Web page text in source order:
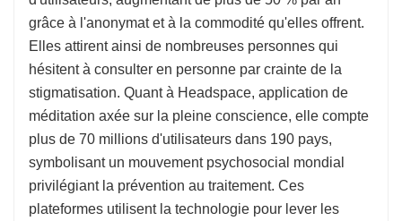
grâce à l'anonymat et à la commodité qu'elles offrent.
Elles attirent ainsi de nombreuses personnes qui
hésitent à consulter en personne par crainte de la
stigmatisation. Quant à Headspace, application de
méditation axée sur la pleine conscience, elle compte
plus de 70 millions d'utilisateurs dans 190 pays,
symbolisant un mouvement psychosocial mondial
privilégiant la prévention au traitement. Ces
plateformes utilisent la technologie pour lever les